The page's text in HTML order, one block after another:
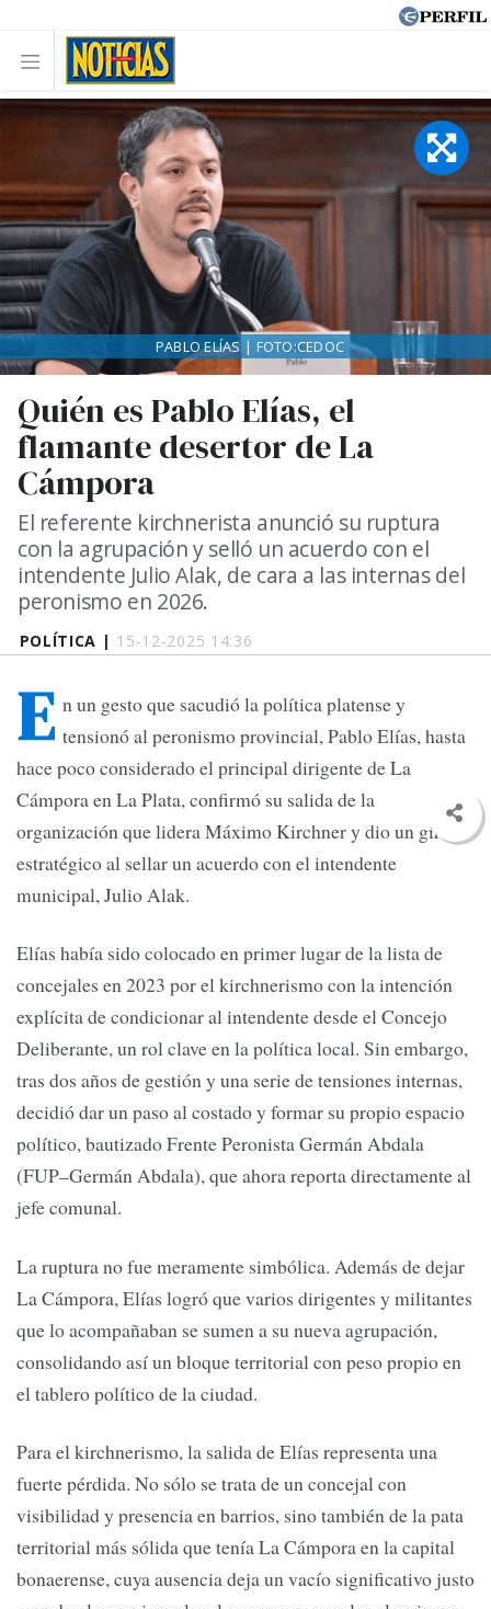
POLÍTICA | 15-12-2025 14:36
Quién es Pablo Elías, el
flamante desertor de La
Cámpora
El referente kirchnerista anunció su ruptura
con la agrupación y selló un acuerdo con el
intendente Julio Alak, de cara a las internas del
peronismo en 2026.
PABLO ELÍAS | FOTO:CEDOC
E n un gesto que sacudió la política platense y
tensionó al peronismo provincial, Pablo Elías, hasta
hace poco considerado el principal dirigente de La
Cámpora en La Plata, confirmó su salida de la
organización que lidera Máximo Kirchner y dio un giro
estratégico al sellar un acuerdo con el intendente
municipal, Julio Alak.
Elías había sido colocado en primer lugar de la lista de
concejales en 2023 por el kirchnerismo con la intención
explícita de condicionar al intendente desde el Concejo
Deliberante, un rol clave en la política local. Sin embargo,
tras dos años de gestión y una serie de tensiones internas,
decidió dar un paso al costado y formar su propio espacio
político, bautizado Frente Peronista Germán Abdala
(FUP–Germán Abdala), que ahora reporta directamente al
jefe comunal.
La ruptura no fue meramente simbólica. Además de dejar
La Cámpora, Elías logró que varios dirigentes y militantes
que lo acompañaban se sumen a su nueva agrupación,
consolidando así un bloque territorial con peso propio en
el tablero político de la ciudad.
Para el kirchnerismo, la salida de Elías representa una
fuerte pérdida. No sólo se trata de un concejal con
visibilidad y presencia en barrios, sino también de la pata
territorial más sólida que tenía La Cámpora en la capital
bonaerense, cuya ausencia deja un vacío significativo justo